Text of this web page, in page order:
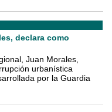
declara como
Juan Morales,
urbanística
por la Guardia